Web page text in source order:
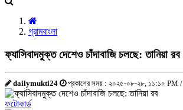
গ্রামবাংলা
ফ্যাসিবাদমুক্ত দেশেও চাঁদাবাজি চলছে: তানিয়া রব
dailymukti24 প্রকাশের সময় : ২০২৫-০৮-২৮, ১১:১০ PM /
ফটোকার্ড